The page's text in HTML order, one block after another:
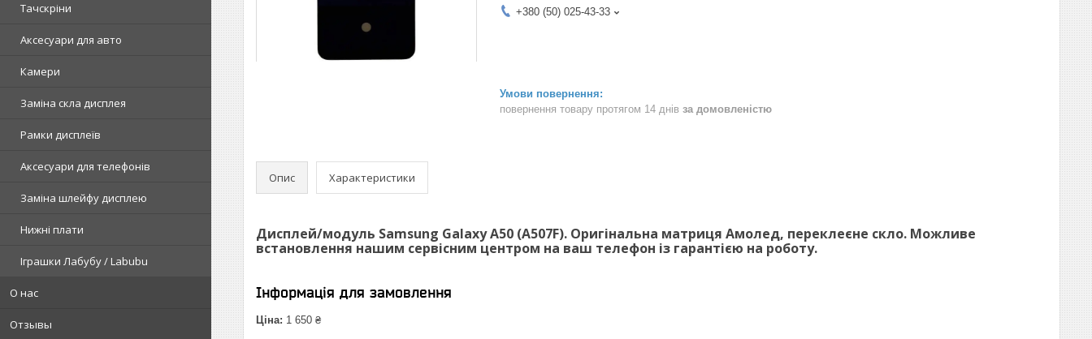
Тачскріни
Аксесуари для авто
Камери
Заміна скла дисплея
Рамки дисплеїв
Аксесуари для телефонів
Заміна шлейфу дисплею
Нижні плати
Іграшки Лабубу / Labubu
О нас
Отзывы
+380 (50) 025-43-33
повернення товару протягом 14 днів за домовленістю
Опис Характеристики
Дисплей/модуль Samsung Galaxy A50 (A507F). Оригінальна матриця Амолед, переклеєне скло. Можливе
встановлення нашим сервісним центром на ваш телефон із гарантією на роботу.
Інформація для замовлення
Ціна: 1 650 ₴